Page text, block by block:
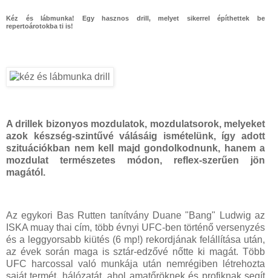
Kéz és lábmunka! Egy hasznos drill, melyet sikerrel építhettek be
repertoárotokba ti is!
A drillek bizonyos mozdulatok, mozdulatsorok, melyeket
azok készség-szintűvé válásáig ismételünk, így adott
szituációkban nem kell majd gondolkodnunk, hanem a
mozdulat természetes módon, reflex-szerűen jön
magától.
Az egykori Bas Rutten tanítvány Duane "Bang" Ludwig az
ISKA muay thai cím, több évnyi UFC-ben történő versenyzés
és a leggyorsabb kiütés (6 mp!) rekordjának felállítása után,
az évek során maga is sztár-edzővé nőtte ki magát. Több
UFC harcossal való munkája után nemrégiben létrehozta